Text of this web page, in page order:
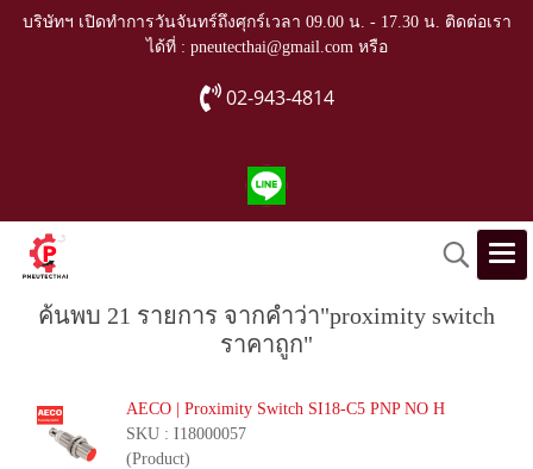
บริษัทฯ เปิดทำการวันจันทร์ถึงศุกร์เวลา 09.00 น. - 17.30 น. ติดต่อเรา
ได้ที่ : pneutecthai@gmail.com หรือ
02-943-4814
ค้นพบ 21 รายการ จากคำว่า"proximity switch
ราคาถูก"
AECO | Proximity Switch SI18-C5 PNP NO H
SKU : I18000057
(Product)